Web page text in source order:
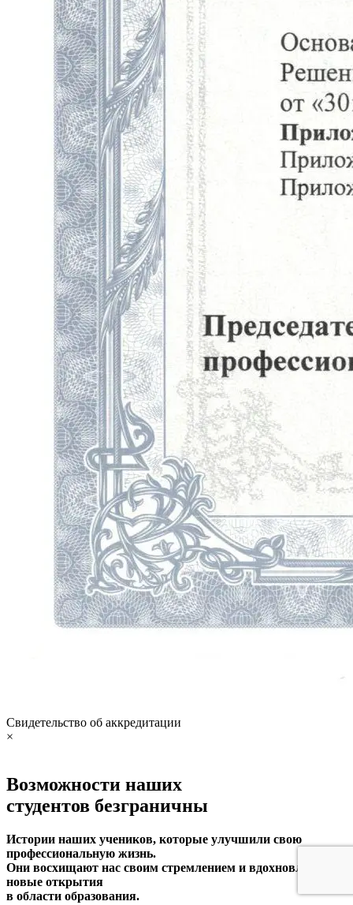
Свидетельство об аккредитации
×
Возможности наших
студентов безграничны
Истории наших учеников, которые улучшили свою
профессиональную жизнь.
Они восхищают нас своим стремлением и вдохновляют на
новые открытия
в области образования.